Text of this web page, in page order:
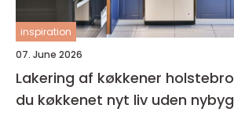
inspiration
07. June 2026
Lakering af køkkener holstebro sådan giver
du køkkenet nyt liv uden nybyg